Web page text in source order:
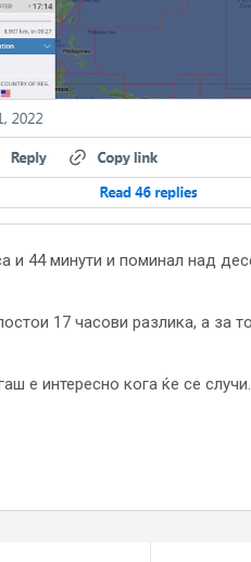
и 44 минути и поминал над
17 часови разлика, а за
е интересно кога ќе се случи.